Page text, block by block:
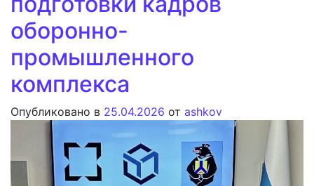
оборонно-
промышленного
комплекса
Опубликовано в 25.04.2026 от ashkov